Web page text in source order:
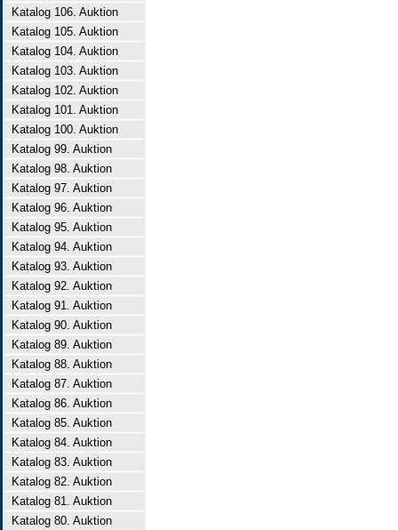
Katalog 106. Auktion
Katalog 105. Auktion
Katalog 104. Auktion
Katalog 103. Auktion
Katalog 102. Auktion
Katalog 101. Auktion
Katalog 100. Auktion
Katalog 99. Auktion
Katalog 98. Auktion
Katalog 97. Auktion
Katalog 96. Auktion
Katalog 95. Auktion
Katalog 94. Auktion
Katalog 93. Auktion
Katalog 92. Auktion
Katalog 91. Auktion
Katalog 90. Auktion
Katalog 89. Auktion
Katalog 88. Auktion
Katalog 87. Auktion
Katalog 86. Auktion
Katalog 85. Auktion
Katalog 84. Auktion
Katalog 83. Auktion
Katalog 82. Auktion
Katalog 81. Auktion
Katalog 80. Auktion